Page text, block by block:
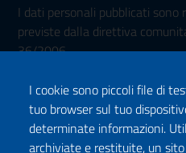
I dati personali pubblicati sono
previste dalla direttiva
36/2006
I cookie sono piccoli file di
tuo browser sul tuo
determinate informazioni.
archiviate e restituite, un